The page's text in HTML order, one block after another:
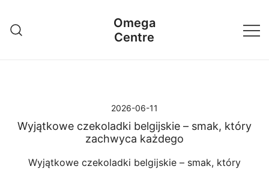
treści
Omega
Centre
2026-06-11
Wyjątkowe czekoladki belgijskie – smak, który
zachwyca każdego
Wyjątkowe czekoladki belgijskie – smak, który